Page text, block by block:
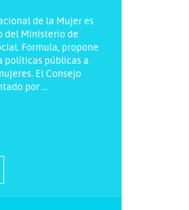
de la Mujer es
del Ministerio de
Formula, propone
políticas públicas a
El Consejo
por ...